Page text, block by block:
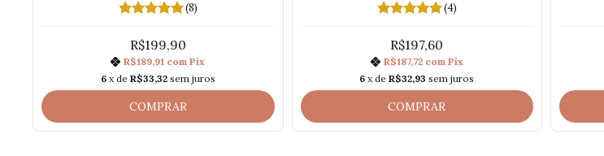
(8)
R$199,90
R$189,91 com Pix
6 x de R$33,32 sem juros
COMPRAR
(4)
R$197,60
R$187,72 com Pix
6 x deR$32,93 sem juros
COMPRAR